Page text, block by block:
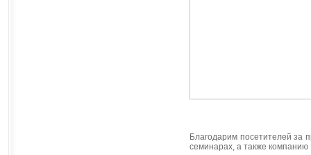
Благодарим посетителей за
семинарах, а также